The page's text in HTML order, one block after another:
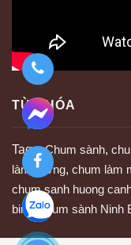
TỪ KHÓA
Tags:Chum sành,
làm tương, chum làm
chum sanh huong
binh,chum sành Ninh